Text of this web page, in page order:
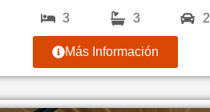
3 3 2
Más Información